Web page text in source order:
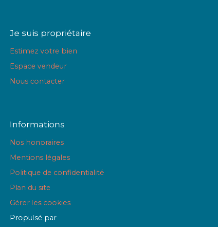
Je suis propriétaire
Estimez votre bien
Espace vendeur
Nous contacter
Informations
Nos honoraires
Mentions légales
Politique de confidentialité
Plan du site
Gérer les cookies
Propulsé par